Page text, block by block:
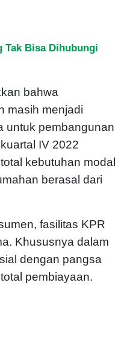
Tak Bisa Dihubungi
bahwa
masih menjadi
untuk pembangunan
IV 2022
kebutuhan modal
berasal dari
fasilitas KPR
Khususnya dalam
dengan pangsa
pembiayaan.